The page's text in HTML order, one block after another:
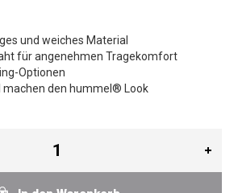
und weiches Material
für angenehmen Tragekomfort
Optionen
machen den hummel® Look